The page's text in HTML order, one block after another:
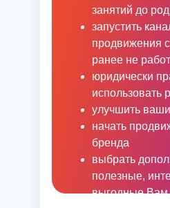
занятий до
запустить
продвижения
ранее не
юридически
использовать
улучшить
начать
бренда
выбрать
полезные,
выгодные Вам